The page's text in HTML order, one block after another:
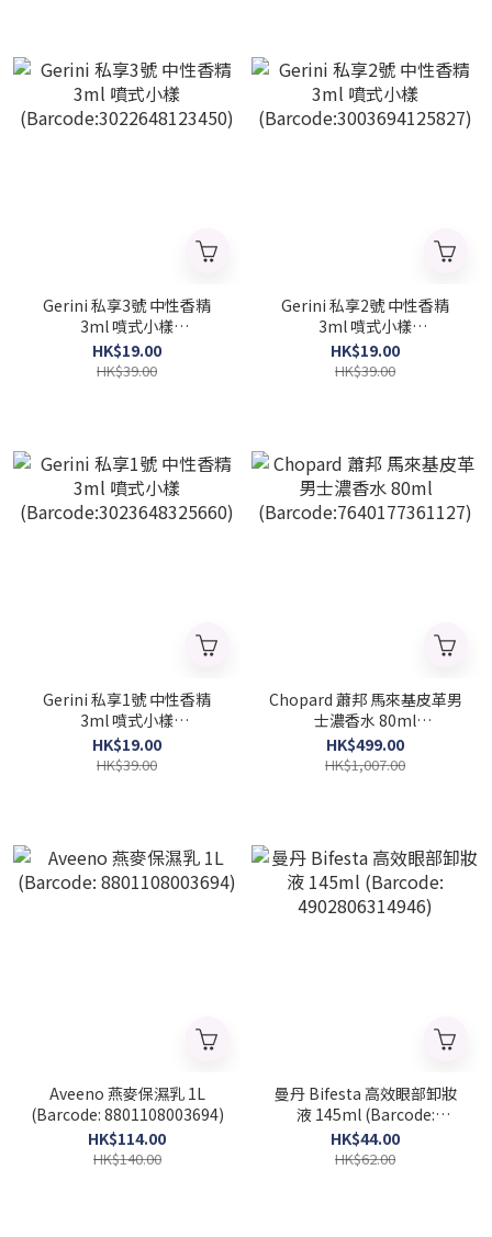
Gerini 私享3號 中性香精
3ml 噴式小樣
(Barcode:3022648123450)
HK$19.00
HK$39.00
Gerini 私享2號 中性香精
3ml 噴式小樣
(Barcode:3003694125827)
HK$19.00
HK$39.00
Gerini 私享1號 中性香精
3ml 噴式小樣
(Barcode:3023648325660)
HK$19.00
HK$39.00
Chopard 蕭邦 馬來基皮革男
士濃香水 80ml
(Barcode:7640177361127)
HK$499.00
HK$1,007.00
Aveeno 燕麥保濕乳 1L
(Barcode: 8801108003694)
HK$114.00
HK$140.00
曼丹 Bifesta 高效眼部卸妝
液 145ml (Barcode:
4902806314946)
HK$44.00
HK$62.00